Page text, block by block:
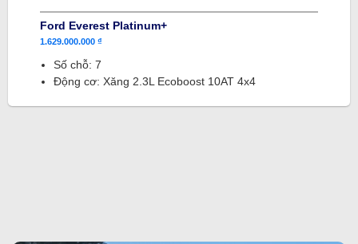
Ford Everest Platinum+
1.629.000.000 ₫
Số chỗ: 7
Động cơ: Xăng 2.3L Ecoboost 10AT 4x4